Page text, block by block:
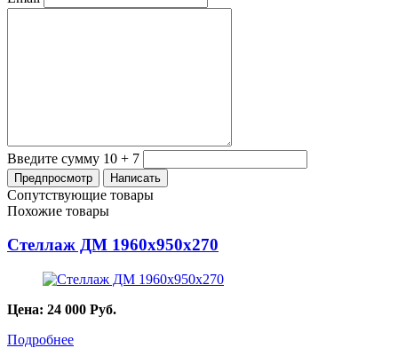
Введите сумму 10 + 7
Сопутствующие товары
Похожие товары
Стеллаж ДМ 1960х950х270
Цена: 24 000 Руб.
Подробнее